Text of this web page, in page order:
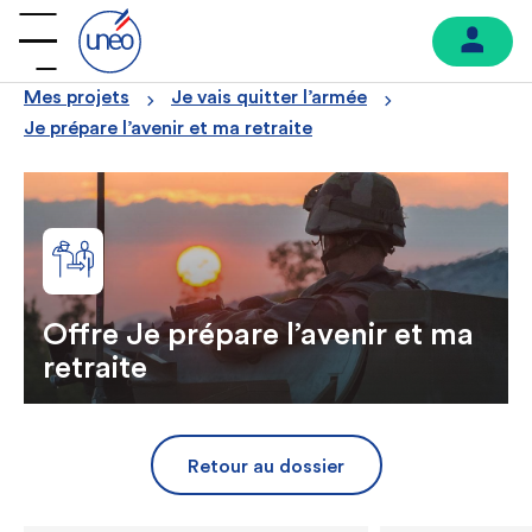
Mes projets
Je vais quitter l’armée
Je prépare l’avenir et ma retraite
Offre Je prépare l’avenir et ma
retraite
Retour au dossier